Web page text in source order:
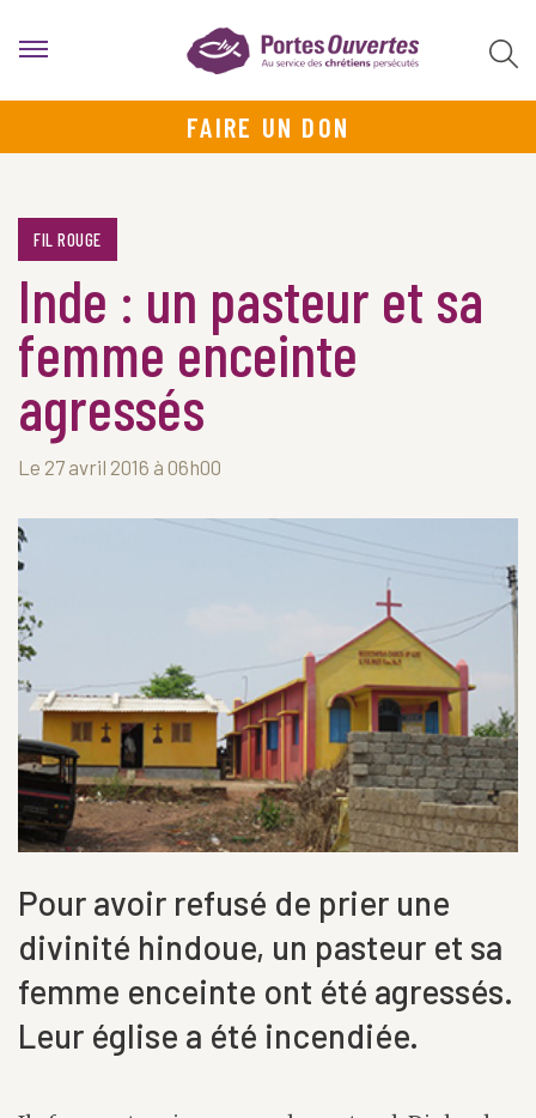
FAIRE UN DON
FIL ROUGE
Inde : un pasteur et sa
femme enceinte
agressés
Le 27 avril 2016 à 06h00
Pour avoir refusé de prier une
divinité hindoue, un pasteur et sa
femme enceinte ont été agressés.
Leur église a été incendiée.